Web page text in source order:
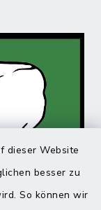
dieser Website
besser zu
So können wir